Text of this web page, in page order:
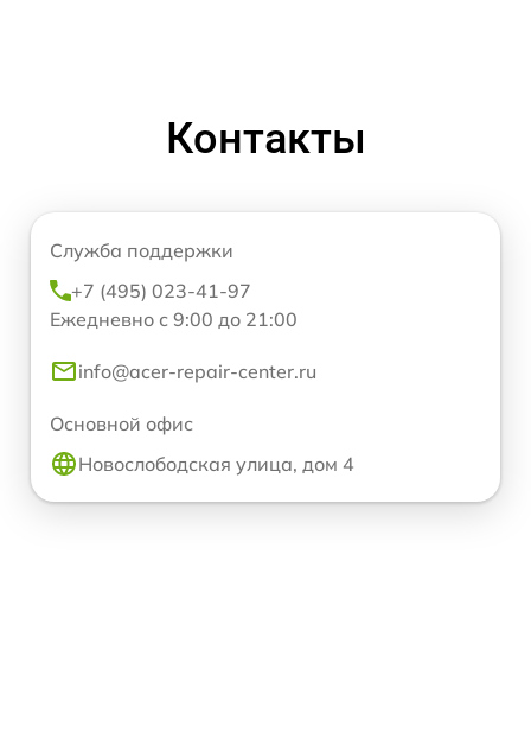
Контакты
Служба поддержки
+7 (495) 023-41-97
Ежедневно с 9:00 до 21:00
info@acer-repair-center.ru
Основной офис
Новослободская улица, дом 4